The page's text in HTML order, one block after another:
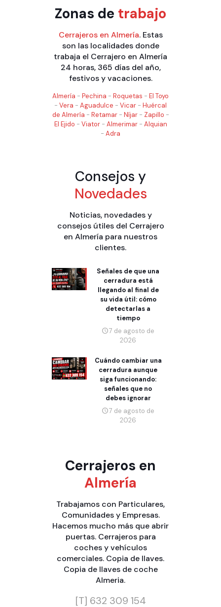
Zonas de trabajo
Cerrajeros en Almería. Estas
son las localidades donde
trabaja el Cerrajero en Almería
24 horas, 365 días del año,
festivos y vacaciones.
Almería - Pechina - Roquetas - El Toyo
- Vera - Aguadulce - Vicar - Huércal
de Almería - Retamar- Níjar- Zapillo -
El Ejido - Viator- Almerimar- Alquian
- Adra
Consejos y
Novedades
Noticias, novedades y
consejos útiles del Cerrajero
en Almería para nuestros
clientes.
Señales de que una
cerradura está
llegando al final de
su vida útil: cómo
detectarlas a
tiempo
7 de agosto de
2026
Cuándo cambiar una
cerradura aunque
siga funcionando:
señales que no
debes ignorar
7 de agosto de
2026
Cerrajeros en
Almería
Trabajamos con Particulares,
Comunidadesy Empresas.
Hacemos mucho más que abrir
puertas. Cerrajeros para
coches y vehículos
comerciales. Copia de llaves.
Copia de llaves de coche
Almeria.
[T] 632 309 154